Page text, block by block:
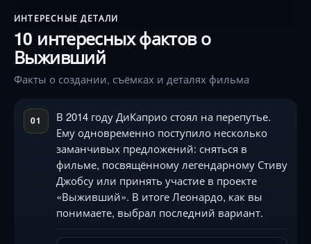
ИНТЕРЕСНЫЕ ДЕТАЛИ
10 интересных фактов о
Выживший
Факты о создании, съёмках и деталях фильма
01
В 2014 году ДиКаприо стоял на перепутье.
Ему одновременно поступило несколько
заманчивых предложений: сняться в
фильме, посвящённому легендарному Стиву
Джобсу или принять участие в проекте
«Выживший». В итоге Леонардо, как вы
понимаете, выбрал последний вариант.